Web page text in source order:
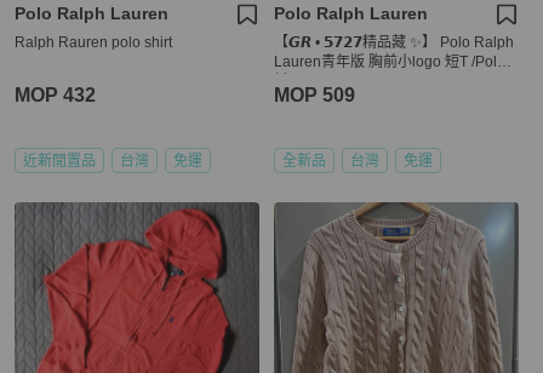
Polo Ralph Lauren
Ralph Rauren polo shirt
MOP 432
近新閒置品 台灣 免運
Polo Ralph Lauren
【𝙂𝙍 • 𝟱𝟳𝟮𝟳精品藏 ✨】 Polo Ralph
Lauren青年版 胸前小logo 短T /Polo
MOP 509
全新品 台灣 免運